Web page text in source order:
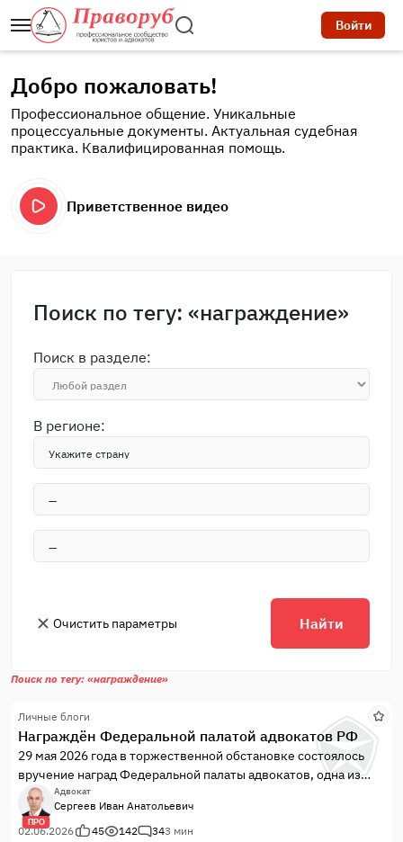
Войти
Добро пожаловать!
Профессиональное общение. Уникальные
процессуальные документы. Актуальная судебная
практика. Квалифицированная помощь.
Приветственное видео
Поиск по тегу: «награждение»
Поиск в разделе:
В регионе:
Очистить параметры Найти
Поиск по тегу: «награждение»
Личные блоги
Награждён Федеральной палатой адвокатов РФ
29 мая 2026 года в торжественной обстановке состоялось
вручение наград Федеральной палаты адвокатов, одна из
которых – почётная грамота – была адресована мне.
ПРО
Адвокат
Сергеев Иван Анатольевич
02.06.2026
45 142 343 мин